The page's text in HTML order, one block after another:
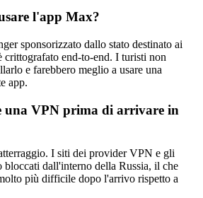
l'app Max?
sponsorizzato dallo stato destinato ai
crittografato end-to-end. I turisti non
e farebbero meglio a usare una
app.
una VPN prima di arrivare in
I siti dei provider VPN e gli
bloccati dall'interno della Russia, il che
più difficile dopo l'arrivo rispetto a